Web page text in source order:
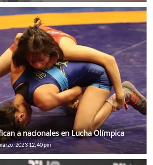
a nacionales en Lucha Olímpica
2023 12:40 pm